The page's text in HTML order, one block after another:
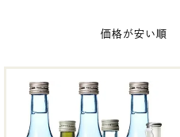
価格が安い順